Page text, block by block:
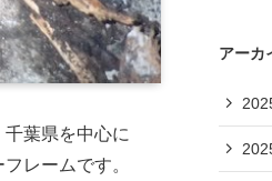
葉県を中心に
レームです。
アーカ